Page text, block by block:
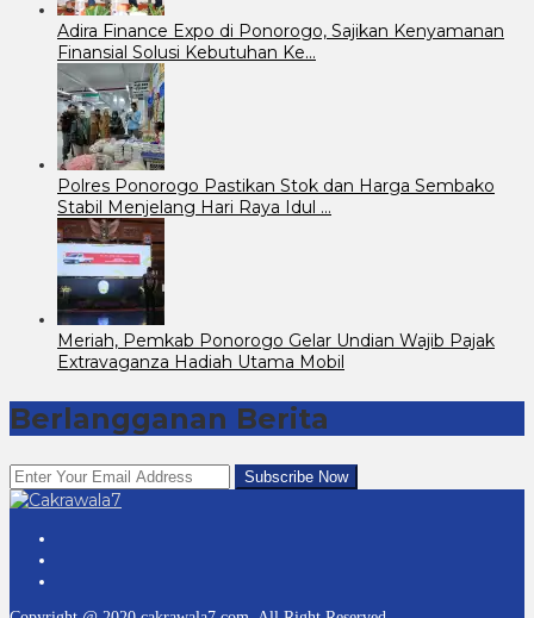
Adira Finance Expo di Ponorogo, Sajikan Kenyamanan
Finansial Solusi Kebutuhan Ke…
Polres Ponorogo Pastikan Stok dan Harga Sembako
Stabil Menjelang Hari Raya Idul …
Meriah, Pemkab Ponorogo Gelar Undian Wajib Pajak
Extravaganza Hadiah Utama Mobil
Berlangganan Berita